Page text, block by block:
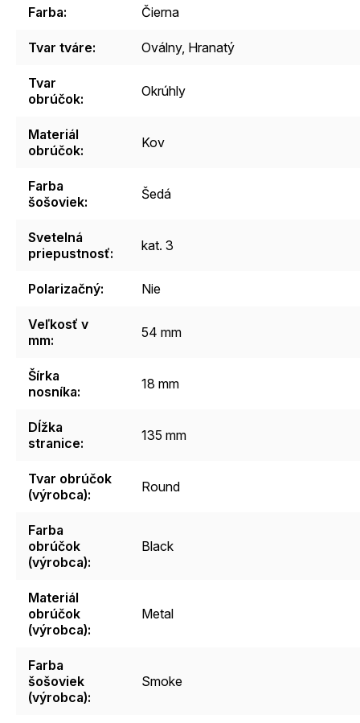
Farba: Čierna
Tvar tváre: Oválny, Hranatý
Tvar
obrúčok: Okrúhly
Materiál
obrúčok: Kov
Farba
šošoviek: Šedá
Svetelná
priepustnosť: kat. 3
Polarizačný: Nie
Veľkosť v
mm: 54 mm
Šírka
nosníka: 18 mm
Dĺžka
stranice: 135 mm
Tvar obrúčok
(výrobca): Round
Farba
obrúčok
(výrobca):
Black
Materiál
obrúčok
(výrobca):
Metal
Farba
šošoviek
(výrobca):
Smoke